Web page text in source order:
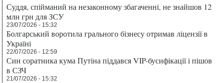
Суддя, спійманий на незаконному збагаченні, не знайшов 12
млн грн для ЗСУ
23/07/2026 - 15:32
Болгарський воротила грального бізнесу отримав ліцензії в
Україні
22/07/2026 - 12:59
Син соратника кума Путіна піддався VIP-бусифікації і пішов
в СЗЧ
21/07/2026 - 15:32